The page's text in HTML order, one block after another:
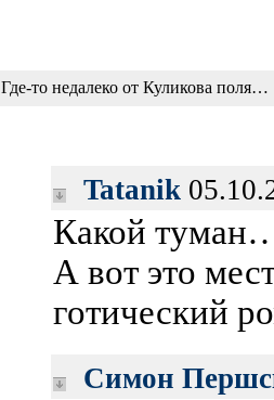
Где-то недалеко от Куликова поля…
Tatanik
Какой
А вот это
готический
Симон